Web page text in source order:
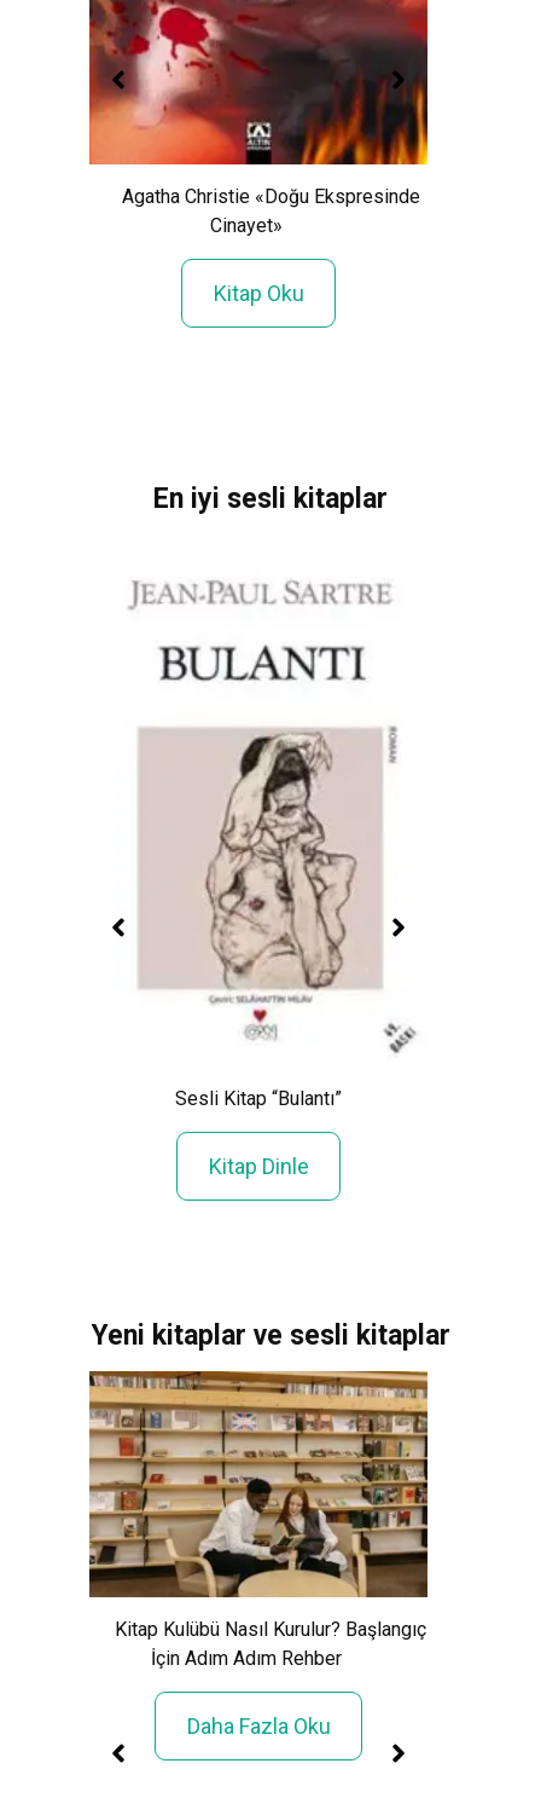
Agatha Christie «Doğu Ekspresinde
Cinayet»
Kitap Oku
En iyi sesli kitaplar
Sesli Kitap “Bulantı”
Kitap Dinle
Yeni kitaplar ve sesli kitaplar
Kitap Kulübü Nasıl Kurulur? Başlangıç
İçin Adım Adım Rehber
Daha Fazla Oku